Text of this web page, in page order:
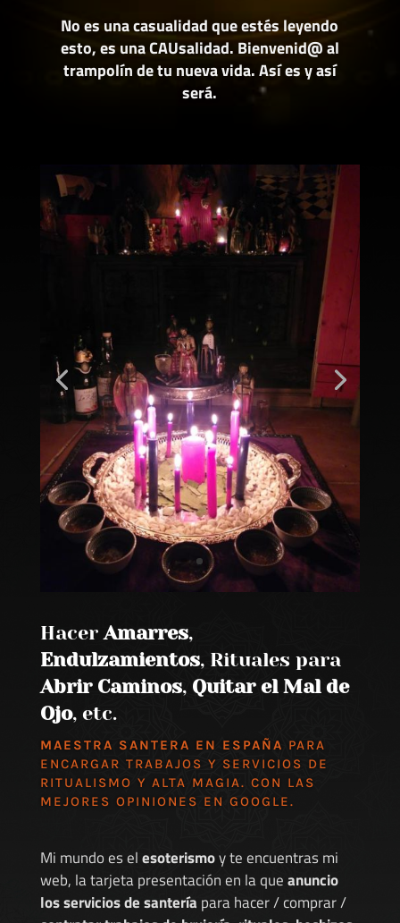
No es una casualidad que estés leyendo
esto, es una CAUsalidad. Bienvenid@ al
trampolín de tu nueva vida. Así es y así
será.
Hacer Amarres,
Endulzamientos, Rituales para
Abrir Caminos, Quitar el Mal de
Ojo, etc.
MAESTRA SANTERA EN ESPAÑA PARA
ENCARGAR TRABAJOS Y SERVICIOS DE
RITUALISMO Y ALTA MAGIA. CON LAS
MEJORES OPINIONES EN GOOGLE.
Mi mundo es elesoterismoy te encuentras mi
web, la tarjeta presentación en la queanuncio
los servicios de santería para hacer / comprar /